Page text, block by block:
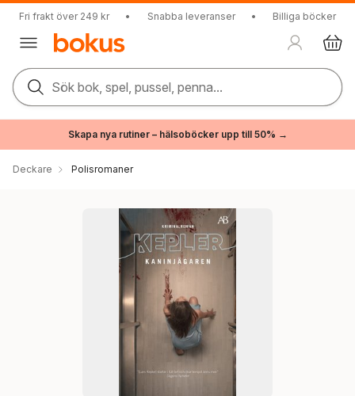
Fri frakt över 249 kr • Snabba leveranser • Billiga böcker
Sök bok, spel, pussel, penna...
Skapa nya rutiner – hälsoböcker upp till 50% →
Deckare Polisromaner